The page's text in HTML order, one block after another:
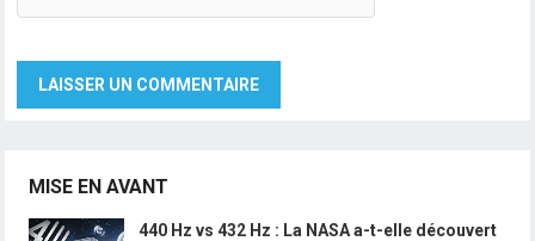
MISE EN AVANT
440 Hz vs 432 Hz : La NASA a-t-elle découvert